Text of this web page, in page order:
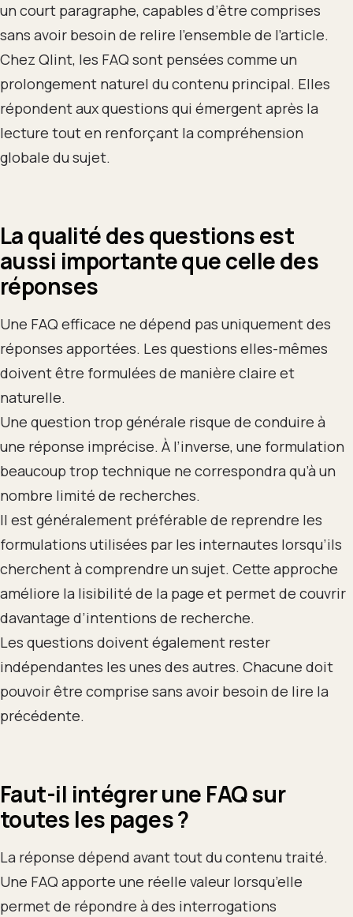
un court paragraphe, capables d’être comprises
sans avoir besoin de relire l’ensemble de l’article.
Chez Qlint, les FAQ sont pensées comme un
prolongement naturel du contenu principal. Elles
répondent aux questions qui émergent après la
lecture tout en renforçant la compréhension
globale du sujet.
La qualité des questions est
aussi importante que celle des
réponses
Une FAQ efficace ne dépend pas uniquement des
réponses apportées. Les questions elles-mêmes
doivent être formulées de manière claire et
naturelle.
Une question trop générale risque de conduire à
une réponse imprécise. À l’inverse, une formulation
beaucoup trop technique ne correspondra qu’à un
nombre limité de recherches.
Il est généralement préférable de reprendre les
formulations utilisées par les internautes lorsqu’ils
cherchent à comprendre un sujet. Cette approche
améliore la lisibilité de la page et permet de couvrir
davantage d’intentions de recherche.
Les questions doivent également rester
indépendantes les unes des autres. Chacune doit
pouvoir être comprise sans avoir besoin de lire la
précédente.
Faut-il intégrer une FAQ sur
toutes les pages ?
La réponse dépend avant tout du contenu traité.
Une FAQ apporte une réelle valeur lorsqu’elle
permet de répondre à des interrogations